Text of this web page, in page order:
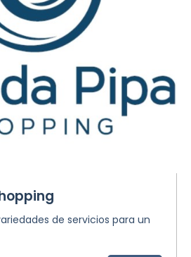
de servicios para un